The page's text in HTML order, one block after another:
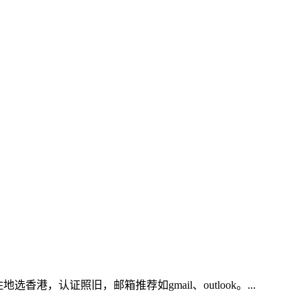
地选香港，认证照旧，邮箱推荐如gmail、outlook。...